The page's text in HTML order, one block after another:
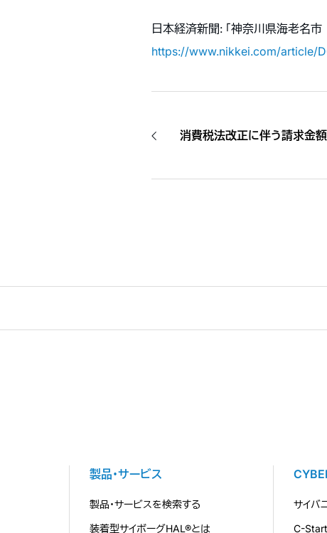
日本経済新聞: 「神奈川県海老名
https://www.nikkei.com/article/
消費税法改正に伴う請求金
製品・サービス
製品・サービスを検索する
装着型サイボーグHAL®とは
サイバ
C-